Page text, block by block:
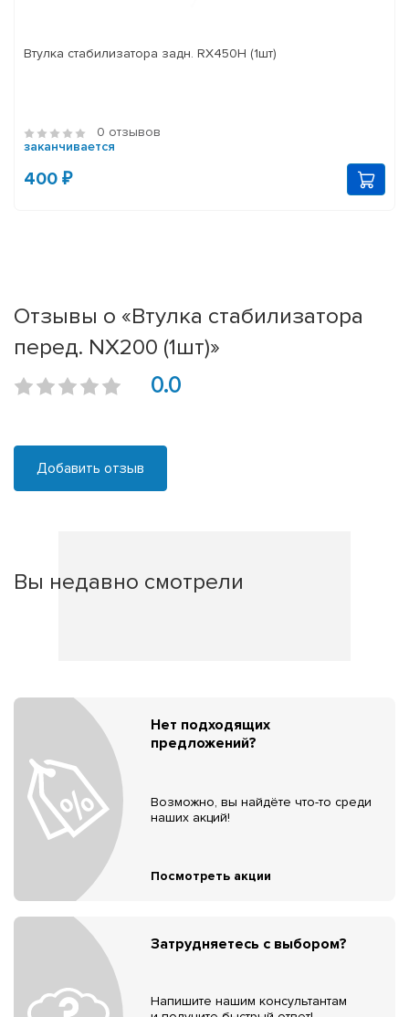
Втулка стабилизатора задн. RX450H (1шт)
0 отзывов
заканчивается
400 ₽
Отзывы о «Втулка стабилизатора
перед. NX200 (1шт)»
0.0
Добавить отзыв
Вы недавно смотрели
Нет подходящих
предложений?
Возможно, вы найдёте что-то среди
наших акций!
Посмотреть акции
Затрудняетесь с выбором?
Напишите нашим консультантам